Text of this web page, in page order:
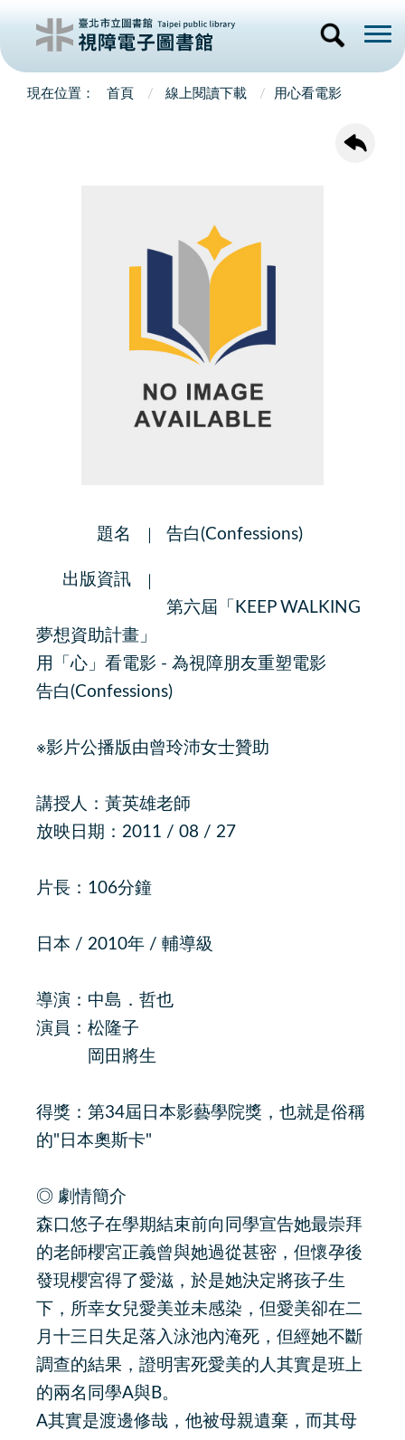
首頁 線上閱讀下載 用心看電影
題名 告白(Confessions)
出版資訊
第六屆「KEEP WALKING
夢想資助計畫」
用「心」看電影 - 為視障朋友重塑電影
告白(Confessions)
※影片公播版由曾玲沛女士贊助
講授人：黃英雄老師
放映日期：2011 / 08 / 27
片長：106分鐘
日本 / 2010年 / 輔導級
導演：中島．哲也
演員：松隆子
岡田將生
得獎：第34屆日本影藝學院獎，也就是俗稱
的"日本奧斯卡"
◎ 劇情簡介
森口悠子在學期結束前向同學宣告她最崇拜
的老師櫻宮正義曾與她過從甚密，但懷孕後
發現櫻宮得了愛滋，於是她決定將孩子生
下，所幸女兒愛美並未感染，但愛美卻在二
月十三日失足落入泳池內淹死，但經她不斷
調查的結果，證明害死愛美的人其實是班上
的兩名同學A與B。
A其實是渡邊修哉，他被母親遺棄，而其母